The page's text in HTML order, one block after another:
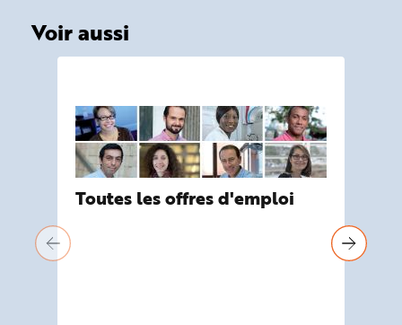
Voir aussi
Toutes les offres d'emploi